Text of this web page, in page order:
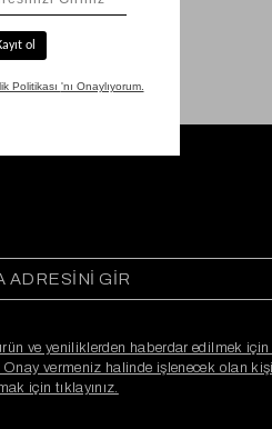
ve yeniliklerden haberdar edilmek
Onay vermeniz halinde işlenecek olan
için tıklayınız.